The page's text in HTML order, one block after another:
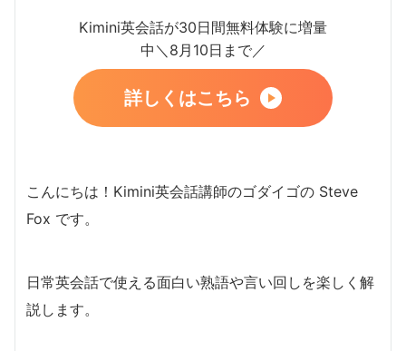
Kimini英会話が30日間無料体験に増量
中＼8月10日まで／
詳しくはこちら
こんにちは！Kimini英会話講師のゴダイゴの Steve
Fox です。
日常英会話で使える面白い熟語や言い回しを楽しく解
説します。